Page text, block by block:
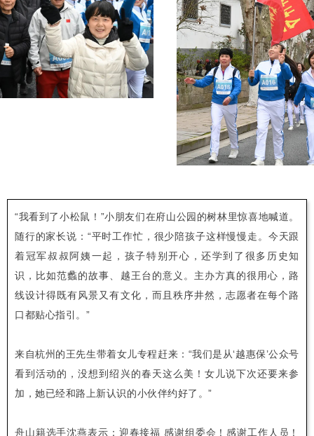
“我看到了小松鼠！”小朋友们在府山公园的树林里惊喜地喊道。
随行的家长说：“平时工作忙，很少陪孩子这样慢慢走。今天跟
着冠军叔叔阿姨一起，孩子特别开心，还学到了很多历史知
识，比如范蠡的故事、越王台的意义。主办方真的很用心，路
线设计得既有风景又有文化，而且秩序井然，志愿者在每个路
口都贴心指引。”
来自杭州的王先生带着女儿专程赶来：“我们是从‘越惠保’公众号
看到活动的，没想到绍兴的春天这么美！女儿说下次还要来参
加，她已经和路上新认识的小伙伴约好了。”
舟山籍选手沈燕表示：迎春接福 感谢组委会！感谢工作人员！